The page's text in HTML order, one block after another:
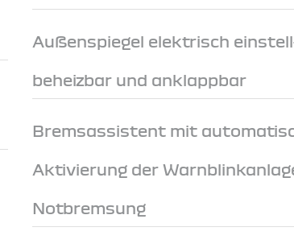
Außenspiegel elektrisch
beheizbar und anklappbar
Bremsassistent mit
Aktivierung der
Notbremsung